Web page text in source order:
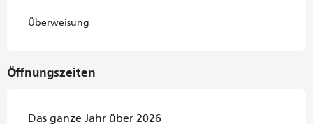
Überweisung
Öffnungszeiten
Das ganze Jahr über 2026